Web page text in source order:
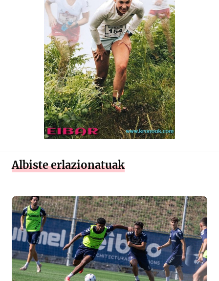
Albiste erlazionatuak